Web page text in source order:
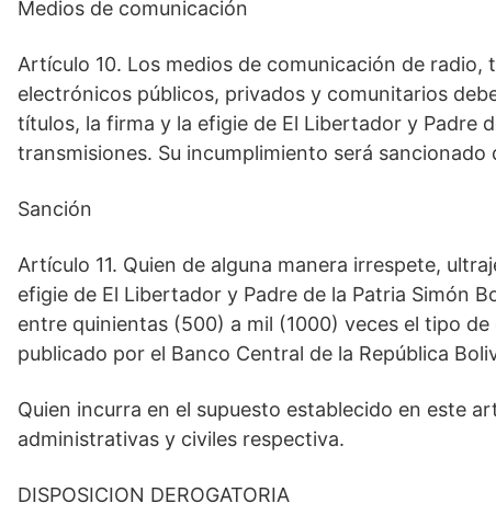
Medios de comunicación
Artículo 10. Los medios de comunicación de
electrónicos públicos, privados y comunitarios
títulos, la firma y la efigie de El Libertador y Padre
transmisiones. Su incumplimiento será
Sanción
Artículo 11. Quien de alguna manera irrespete,
efigie de El Libertador y Padre de la Patria Simón
entre quinientas (500) a mil (1000) veces el tipo
publicado por el Banco Central de la República
Quien incurra en el supuesto establecido en este
administrativas y civiles respectiva.
DISPOSICION DEROGATORIA